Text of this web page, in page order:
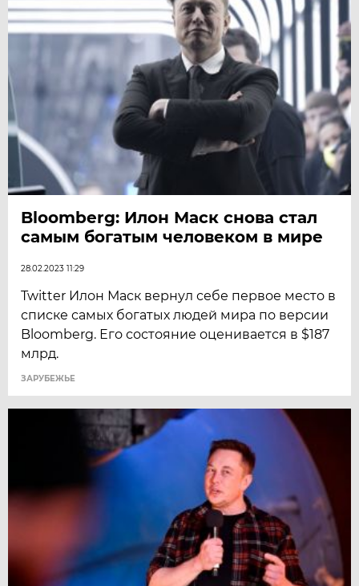
Bloomberg: Илон Маск снова стал
самым богатым человеком в мире
28.02.2023 11:29
Twitter Илон Маск вернул себе первое место в
списке самых богатых людей мира по версии
Bloomberg. Его состояние оценивается в $187
млрд.
ЗАРУБЕЖЬЕ